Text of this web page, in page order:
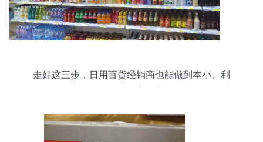
走好这三步，日用百货经销商也能做到本小、利